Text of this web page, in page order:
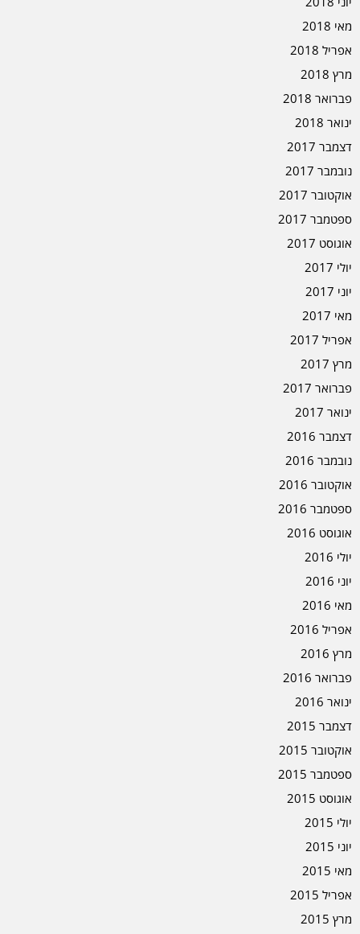
מאי 2018
אפריל 2018
מרץ 2018
פברואר 2018
ינואר 2018
דצמבר 2017
נובמבר 2017
אוקטובר 2017
ספטמבר 2017
אוגוסט 2017
יולי 2017
יוני 2017
מאי 2017
אפריל 2017
מרץ 2017
פברואר 2017
ינואר 2017
דצמבר 2016
נובמבר 2016
אוקטובר 2016
ספטמבר 2016
אוגוסט 2016
יולי 2016
יוני 2016
מאי 2016
אפריל 2016
מרץ 2016
פברואר 2016
ינואר 2016
דצמבר 2015
אוקטובר 2015
ספטמבר 2015
אוגוסט 2015
יולי 2015
יוני 2015
מאי 2015
אפריל 2015
מרץ 2015